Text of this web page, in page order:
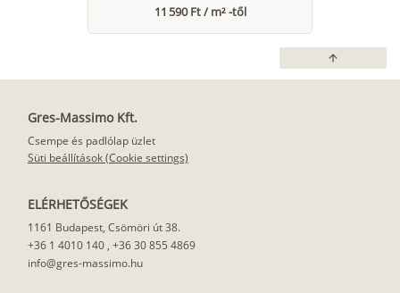
11 590 Ft / m² -től
arrow_upward
Gres-Massimo Kft.
Csempe és padlólap üzlet
Süti beállítások (Cookie settings)
ELÉRHETŐSÉGEK
1161 Budapest, Csömöri út 38.
+36 1 4010 140 , +36 30 855 4869
info@gres-massimo.hu